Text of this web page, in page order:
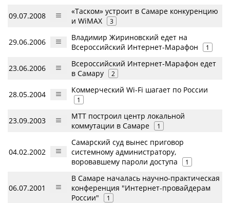
09.07.2008
«Таском» устроит в Самаре конкуренцию
и WiMAX
3
29.06.2006
Владимир Жириновский едет на
Всероссийский Интернет-Марафон
1
23.06.2006
Всероссийский Интернет-Марафон едет
в Самару
2
28.05.2004 Коммерческий Wi-Fi шагает по России
1
23.09.2003
МТТ построил центр локальной
коммутации в Самаре
1
04.02.2002
Самарский суд вынес приговор
системному администратору,
воровавшему пароли доступа
1
06.07.2001
В Самаре началась научно-практическая
конференция "Интернет-провайдерам
России"
1